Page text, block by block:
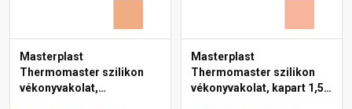
Masterplast
Thermomaster szilikon
vékonyvakolat,
Masterplast
Thermomaster szilikon
vékonyvakolat, kapart 1,5